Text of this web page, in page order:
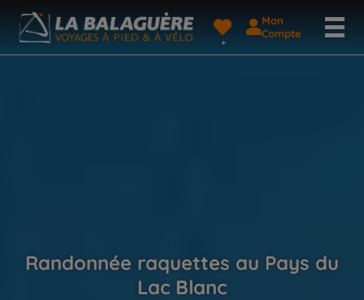
Mon
Compte
Randonnée raquettes au Pays du
Lac Blanc